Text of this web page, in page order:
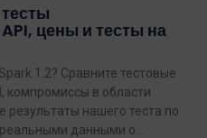
цены и тесты на
1.2? Сравните тестовые
компромиссы в области
нашего теста по
данными о